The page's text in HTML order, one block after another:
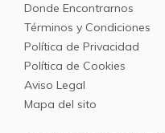
Donde Encontrarnos
Términos y Condiciones
Política de Privacidad
Política de Cookies
Aviso Legal
Mapa del sito